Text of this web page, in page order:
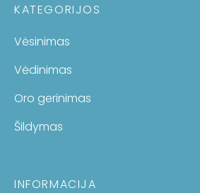
KATEGORIJOS
Vėsinimas
Vėdinimas
Oro gerinimas
Šildymas
INFORMACIJA